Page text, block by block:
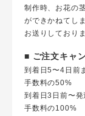
制作時、お花の
ができかねてし
お送りしておりま
■ ご注文キャ
到着日5〜4日前
手数料の50%
到着日3日前〜
手数料の100%